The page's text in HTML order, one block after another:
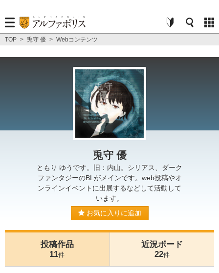
TOP > 兎守 優 > Webコンテンツ
兎守 優
ともり ゆうです。旧：内山。シリアス、ダーク
ファンタジーのBLがメインです。web投稿やオ
ンラインイベントに出展するなどして活動して
います。
お気に入りに追加
投稿作品
11件
近況ボード
22件